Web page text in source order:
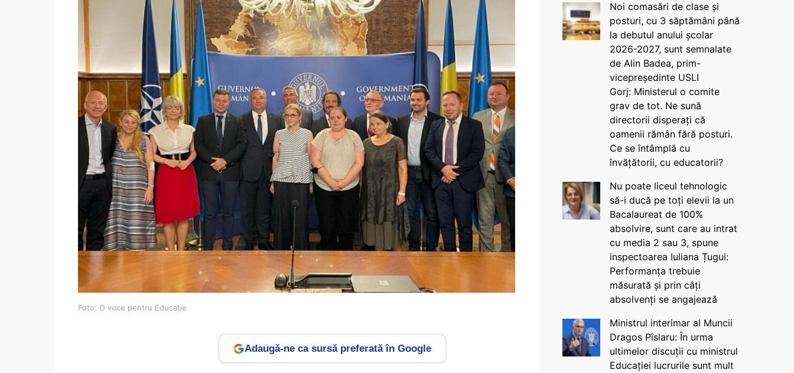
Foto: O voce pentru Educație
Adaugă-ne ca sursă preferată în Google
Noi comasări de clase și
posturi, cu 3 săptămâni până
la debutul anului școlar
2026-2027, sunt semnalate
de Alin Badea, prim-
vicepreședinte USLI
Gorj: Ministerul o comite
grav de tot. Ne sună
directorii disperați că
oamenii rămân fără posturi.
Ce se întâmplă cu
învățătorii, cu educatorii?
Nu poate liceul tehnologic
să-i ducă pe toți elevii la un
Bacalaureat de 100%
absolvire, sunt care au intrat
cu media 2 sau 3, spune
inspectoarea Iuliana Țugui:
Performanța trebuie
măsurată și prin câți
absolvenți se angajează
Ministrul interimar al Muncii
Dragos Pîslaru: În urma
ultimelor discuții cu ministrul
Educației lucrurile sunt mult